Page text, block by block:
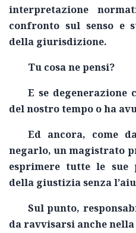
interpretazione
confronto sul senso e
della giurisdizione.
Tu cosa ne pensi?
E se degenerazione
del nostro tempo o ha
Ed ancora, come
negarlo, un magistrato
esprimere tutte le sue
della giustizia senza
Sul punto,
da ravvisarsi anche